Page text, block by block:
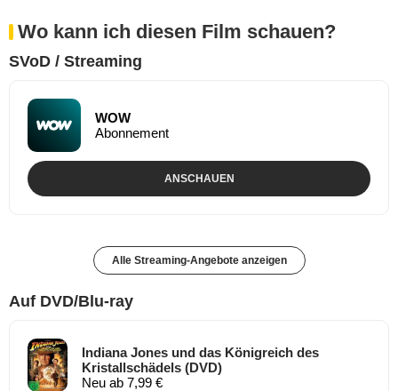
Wo kann ich diesen Film schauen?
SVoD / Streaming
WOW
Abonnement
ANSCHAUEN
Alle Streaming-Angebote anzeigen
Auf DVD/Blu-ray
Indiana Jones und das Königreich des
Kristallschädels (DVD)
Neu ab 7,99 €